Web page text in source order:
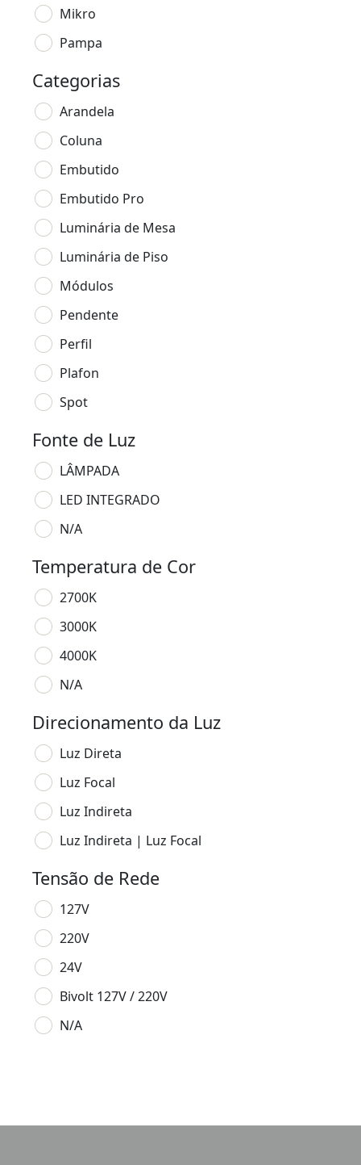
Mikro
Pampa
Categorias
Arandela
Coluna
Embutido
Embutido Pro
Luminária de Mesa
Luminária de Piso
Módulos
Pendente
Perfil
Plafon
Spot
Fonte de Luz
LÂMPADA
LED INTEGRADO
N/A
Temperatura de Cor
2700K
3000K
4000K
N/A
Direcionamento da Luz
Luz Direta
Luz Focal
Luz Indireta
Luz Indireta | Luz Focal
Tensão de Rede
127V
220V
24V
Bivolt 127V / 220V
N/A